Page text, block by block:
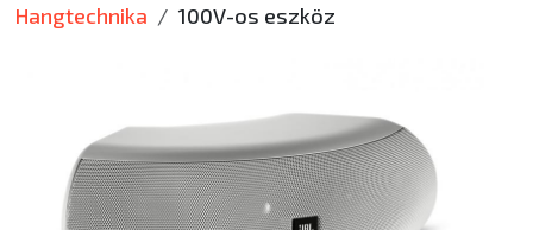
EGYÉB
ÚJ TERMÉKEK
Hangtechnika 100V-os eszköz